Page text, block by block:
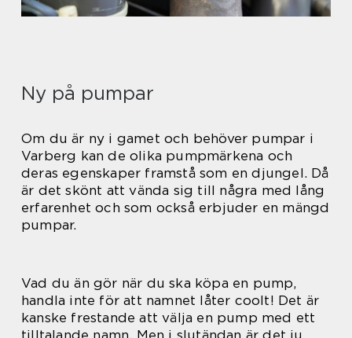
Ny på pumpar
Om du är ny i gamet och behöver pumpar i
Varberg kan de olika pumpmärkena och
deras egenskaper framstå som en djungel. Då
är det skönt att vända sig till några med lång
erfarenhet och som också erbjuder en mängd
pumpar.
Vad du än gör när du ska köpa en pump,
handla inte för att namnet låter coolt! Det är
kanske frestande att välja en pump med ett